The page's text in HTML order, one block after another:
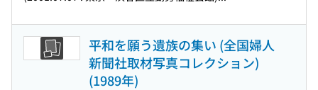
平和を願う遺族の集い (全国婦人
新聞社取材写真コレクション)
(1989年)